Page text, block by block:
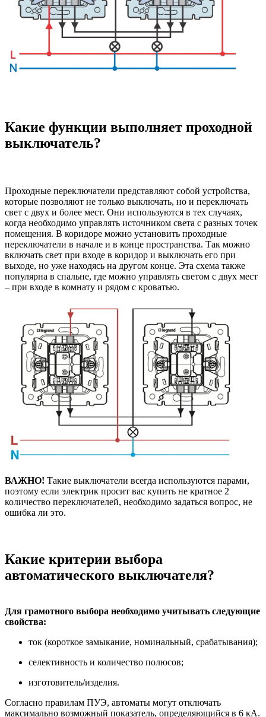
Какие функции выполняет проходной
выключатель?
Проходные переключатели представляют собой устройства,
которые позволяют не только выключать, но и переключать
свет с двух и более мест. Они используются в тех случаях,
когда необходимо управлять источником света с разных точек
помещения. В коридоре можно установить проходные
переключатели в начале и в конце пространства. Так можно
включать свет при входе в коридор и выключать его при
выходе, но уже находясь на другом конце. Эта схема также
популярна в спальне, где можно управлять светом с двух мест
– при входе в комнату и рядом с кроватью.
ВАЖНО! Такие выключатели всегда используются парами,
поэтому если электрик просит вас купить не кратное 2
количество переключателей, необходимо задаться вопрос, не
ошибка ли это.
Какие критерии выбора
автоматического выключателя?
Для грамотного выбора необходимо учитывать следующие
свойства:
ток (короткое замыкание, номинальный, срабатывания);
селективность и количество полюсов;
изготовитель/изделия.
Согласно правилам ПУЭ, автоматы могут отключать
максимально возможный показатель, определяющийся в 6 кА.